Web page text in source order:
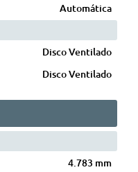
Automática
Disco Ventilado
Disco Ventilado
4.783 mm